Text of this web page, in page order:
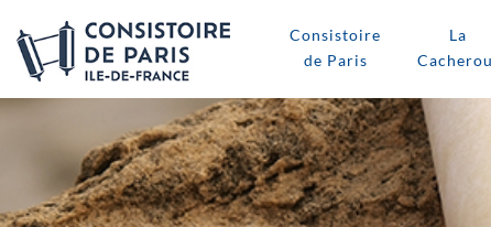
Consistoire
de Paris
La